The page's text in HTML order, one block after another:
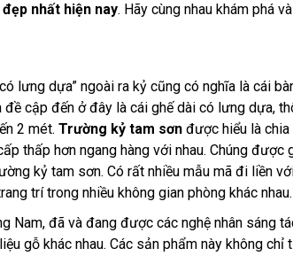
nhất hiện nay. Hãy cùng nhau khám phá
có lưng dựa” ngoài ra kỷ cũng có nghĩa là cái
đề cập đến ở đây là cái ghế dài có lưng dựa,
2 mét. Trường kỷ tam sơn được hiểu là chia
thấp hơn ngang hàng với nhau. Chúng được
kỷ tam sơn. Có rất nhiều mẫu mã đi liền
trí trong nhiều không gian phòng khác nhau.
Nam, đã và đang được các nghệ nhân sáng
gỗ khác nhau. Các sản phẩm này không chỉ